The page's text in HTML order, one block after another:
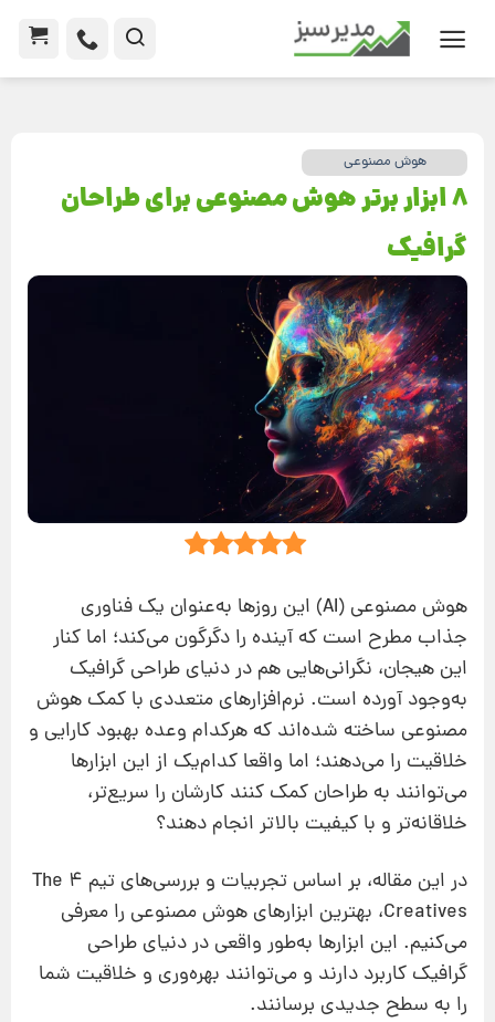
هوش مصنوعی
8 ابزار برتر هوش مصنوعی برای طراحان
گرافیک
هوش مصنوعی (AI) این روزها به‌عنوان یک فناوری
جذاب مطرح است که آینده را دگرگون می‌کند؛ اما کنار
این هیجان، نگرانی‌هایی هم در دنیای طراحی گرافیک
به‌وجود آورده است. نرم‌افزارهای متعددی با کمک هوش
مصنوعی ساخته شده‌اند که هرکدام وعده بهبود کارایی و
خلاقیت را می‌دهند؛ اما واقعا کدام‌یک از این ابزارها
می‌توانند به طراحان کمک کنند کارشان را سریع‌تر،
خلاقانه‌تر و با کیفیت بالاتر انجام دهند؟
در این مقاله، بر اساس تجربیات و بررسی‌های تیم 4 The
Creatives، بهترین ابزارهای هوش مصنوعی را معرفی
می‌کنیم. این ابزارها به‌طور واقعی در دنیای طراحی
گرافیک کاربرد دارند و می‌توانند بهره‌وری و خلاقیت شما
را به سطح جدیدی برسانند.